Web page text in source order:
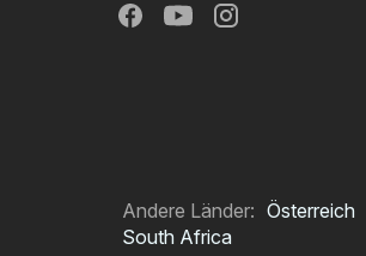
Andere Länder: Österreich
South Africa